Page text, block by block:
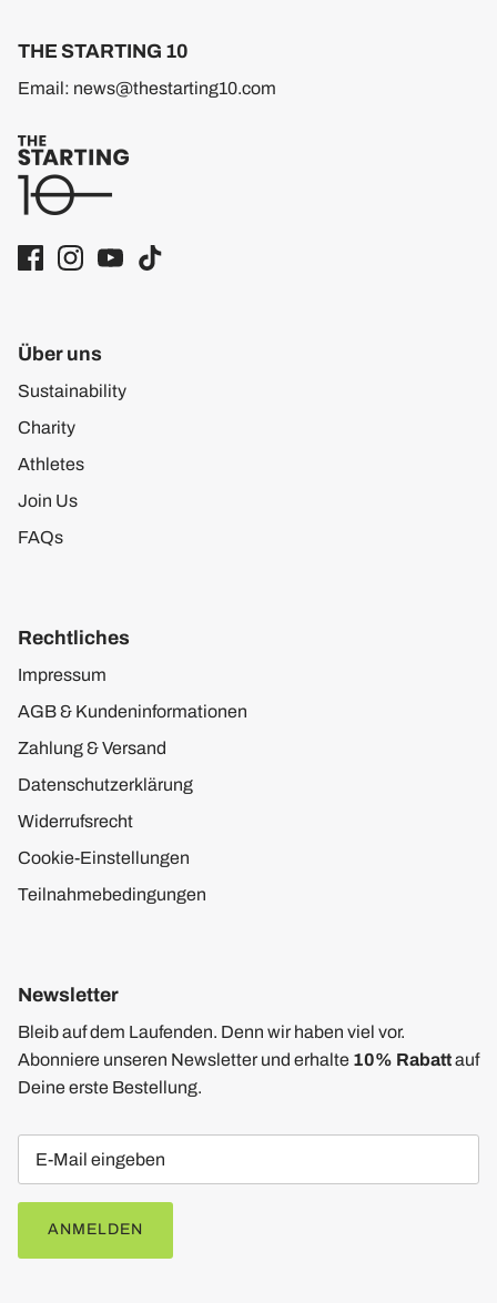
THE STARTING 10
Email: news@thestarting10.com
Über uns
Sustainability
Charity
Athletes
Join Us
FAQs
Rechtliches
Impressum
AGB & Kundeninformationen
Zahlung & Versand
Datenschutzerklärung
Widerrufsrecht
Cookie-Einstellungen
Teilnahmebedingungen
Newsletter
Bleib auf dem Laufenden. Denn wir haben viel vor.
Abonniere unseren Newsletter und erhalte 10% Rabattauf
Deine erste Bestellung.
ANMELDEN